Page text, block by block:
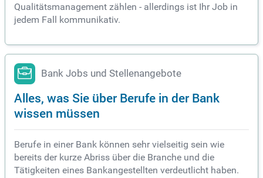
Qualitätsmanagement zählen - allerdings ist Ihr Job in
jedem Fall kommunikativ.
Bank Jobs und Stellenangebote
Alles, was Sie über Berufe in der Bank
wissen müssen
Berufe in einer Bank können sehr vielseitig sein wie
bereits der kurze Abriss über die Branche und die
Tätigkeiten eines Bankangestellten verdeutlicht haben.